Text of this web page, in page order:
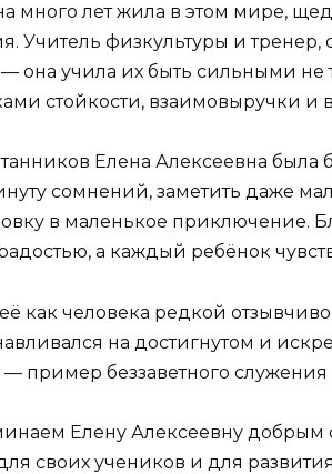
много лет жила в этом мире,
Учитель физкультуры и тренер,
она учила их быть сильными не
стойкости, взаимовыручки и
Елена Алексеевна была
сомнений, заметить даже
в маленькое приключение.
а каждый ребёнок
как человека редкой
на достигнутом и
пример беззаветного
Елену Алексеевну добрым
своих учеников и для